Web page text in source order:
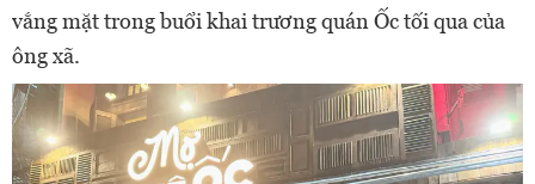
vắng mặt trong buổi khai trương quán Ốc tối qua của
ông xã.